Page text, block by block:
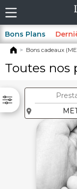
Bons Plans
Bons cadeaux
Toutes nos